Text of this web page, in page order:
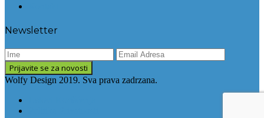
Newsletter
Wolfy Design 2019. Sva prava zadrzana.